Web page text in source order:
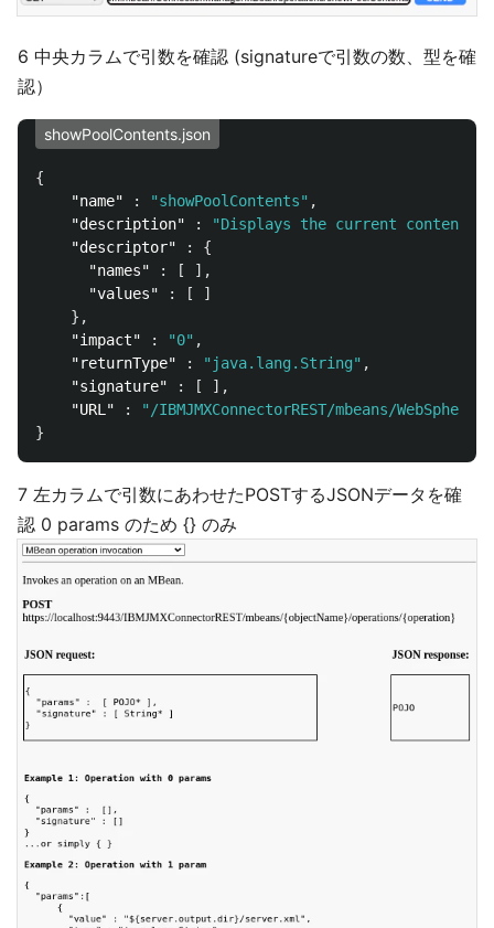
6 中央カラムで引数を確認 (signatureで引数の数、型を確
認）
showPoolContents.json
{
"name"
: "showPoolContents" ,
"description"
:
"Displays the current contents
"descriptor"
:
{
"names"
: [
],
"values"
: [
]
},
"impact"
: "0" ,
"returnType"
: "java.lang.String" ,
"signature"
: [
],
"URL"
:
"/IBMJMXConnectorREST/mbeans/
}
7 左カラムで引数にあわせたPOSTするJSONデータを確
認 0 params のため {} のみ